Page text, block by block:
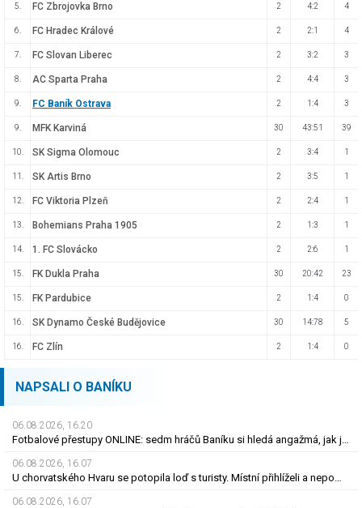
5. FC Zbrojovka Brno 2 4:2 4
6. FC Hradec Králové 2 2:1 4
7. FC Slovan Liberec 2 3:2 3
8. AC Sparta Praha 2 4:4 3
9. FC Baník Ostrava 2 1:4 3
9. MFK Karviná 30 43:51 39
10. SK Sigma Olomouc 2 3:4 1
11. SK Artis Brno 2 3:5 1
12. FC Viktoria Plzeň 2 2:4 1
13. Bohemians Praha 1905 2 1:3 1
14. 1. FC Slovácko 2 2:6 1
15. FK Dukla Praha 30 20:42 23
15. FK Pardubice 2 1:4 0
16. SK Dynamo České Budějovice 30 14:78 5
16. FC Zlín 2 1:4 0
NAPSALI O BANÍKU
06.08.2026, 16.20
Fotbalové přestupy ONLINE: sedm hráčů Baníku si hledá angažmá, jak je to s Nombilem?
06.08.2026, 16.07
U chorvatského Hvaru se potopila loď s turisty. Místní přihlíželi a nepomohli
06.08.2026, 16.07